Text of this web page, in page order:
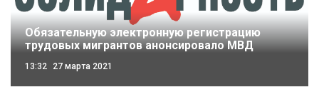
Обязательную электронную регистрацию
трудовых мигрантов анонсировало МВД
13:32 27 марта 2021